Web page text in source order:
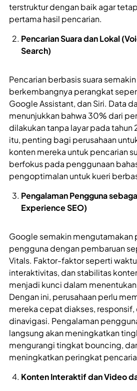
terstruktur dengan baik agar
pertama hasil pencarian.
Pencarian Suara dan Lokal
Search)
Pencarian berbasis suara
berkembangnya perangkat
Google Assistant, dan Siri. Data
menunjukkan bahwa 30% dari
dilakukan tanpa layar pada tahun
itu, penting bagi perusahaan
konten mereka untuk pencarian
berfokus pada penggunaan
pengoptimalan untuk kueri
Pengalaman Pengguna
Experience SEO)
Google semakin mengutamakan
pengguna dengan pembaruan
Vitals. Faktor-faktor seperti
interaktivitas, dan stabilitas
menjadi kunci dalam
Dengan ini, perusahaan perlu
mereka cepat diakses, responsif,
dinavigasi. Pengalaman
langsung akan meningkatkan
mengurangi tingkat bouncing,
meningkatkan peringkat
Konten Interaktif dan Video